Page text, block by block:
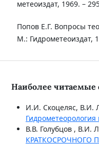
метеоиздат, 1969. –
Попов Е.Г. Вопросы
М.: Гидрометеоиздат,
Наиболее читаемые
И.И. Скоцеляс, В.И.
В.В. Голубцов , В.И.
КРАТКОСРОЧНОГО